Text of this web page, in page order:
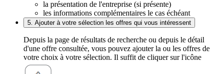
la présentation de l'entreprise (si présente)
les informations complémentaires le cas échéant
5. Ajouter à votre sélection les offres qui vous intéressent
Depuis la page de résultats de recherche ou depuis le détail
d'une offre consultée, vous pouvez ajouter la ou les offres de
votre choix à votre sélection. Il suffit de cliquer sur l'icône